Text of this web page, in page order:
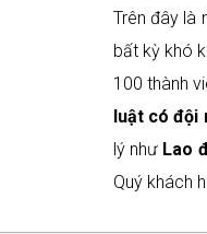
Trên đây là
bất kỳ khó
100 thành
luậtcó đội
lý như Lao
Quý khách